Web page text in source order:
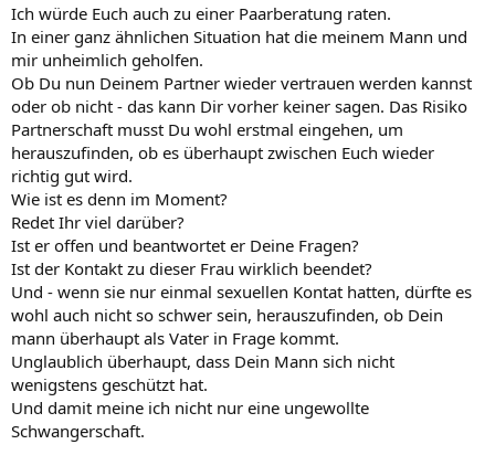
Ich würde Euch auch zu einer Paarberatung raten.
In einer ganz ähnlichen Situation hat die meinem Mann und
mir unheimlich geholfen.
Ob Du nun Deinem Partner wieder vertrauen werden kannst
oder ob nicht - das kann Dir vorher keiner sagen. Das Risiko
Partnerschaft musst Du wohl erstmal eingehen, um
herauszufinden, ob es überhaupt zwischen Euch wieder
richtig gut wird.
Wie ist es denn im Moment?
Redet Ihr viel darüber?
Ist er offen und beantwortet er Deine Fragen?
Ist der Kontakt zu dieser Frau wirklich beendet?
Und - wenn sie nur einmal sexuellen Kontat hatten, dürfte es
wohl auch nicht so schwer sein, herauszufinden, ob Dein
mann überhaupt als Vater in Frage kommt.
Unglaublich überhaupt, dass Dein Mann sich nicht
wenigstens geschützt hat.
Und damit meine ich nicht nur eine ungewollte
Schwangerschaft.